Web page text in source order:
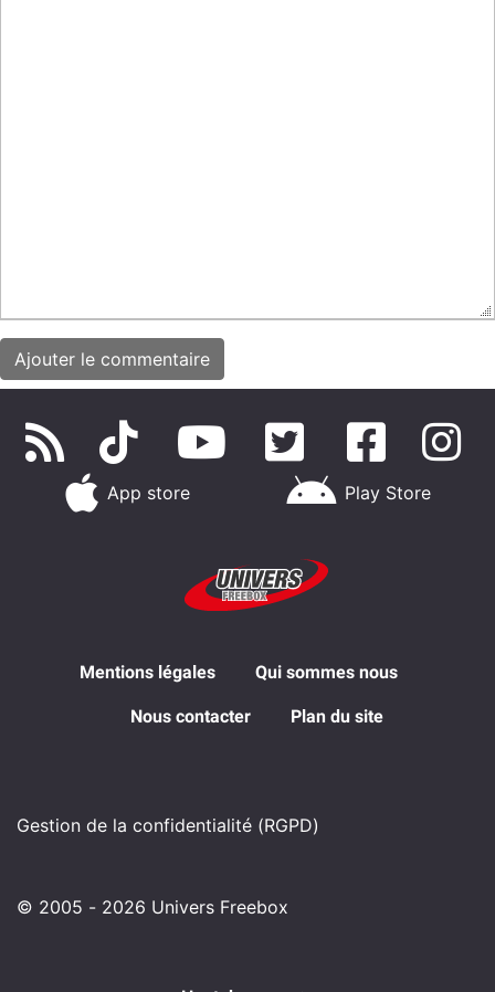
App store Play Store
Mentions légales Qui sommes nous
Nous contacter Plan du site
Gestion de la confidentialité (RGPD)
© 2005 - 2026 Univers Freebox